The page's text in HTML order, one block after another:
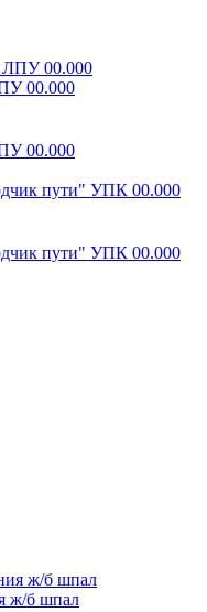
00.000
00.000
пути" УПК 00.000
пути" УПК 00.000
ж/б шпал